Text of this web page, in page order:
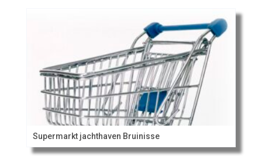
Supermarkt jachthaven Bruinisse